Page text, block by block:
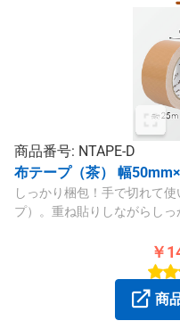
商品番号: NTAPE-D
布テープ（茶） 幅
しっかり梱包！手で切れて
プ）。重ね貼りしながらしっ
￥
商